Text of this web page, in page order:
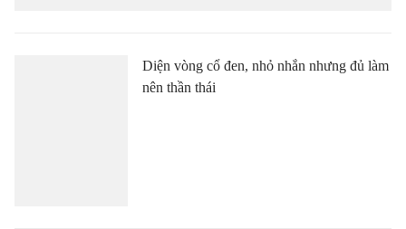
Diện vòng cổ đen, nhỏ nhắn nhưng đủ làm
nên thần thái